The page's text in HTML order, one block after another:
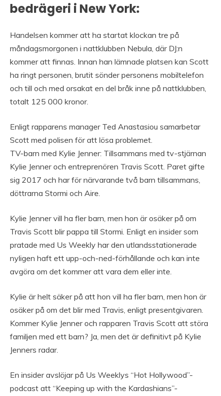
bedrägeri i New York:
Handelsen kommer att ha startat klockan tre på
måndagsmorgonen i nattklubben Nebula, där DJ:n
kommer att finnas. Innan han lämnade platsen kan Scott
ha ringt personen, brutit sönder personens mobiltelefon
och till och med orsakat en del bråk inne på nattklubben,
totalt 125 000 kronor.
Enligt rapparens manager Ted Anastasiou samarbetar
Scott med polisen för att lösa problemet.
TV-barn med Kylie Jenner: Tillsammans med tv-stjärnan
Kylie Jenner och entreprenören Travis Scott. Paret gifte
sig 2017 och har för närvarande två barn tillsammans,
döttrarna Stormi och Aire.
Kylie Jenner vill ha fler barn, men hon är osäker på om
Travis Scott blir pappa till Stormi. Enligt en insider som
pratade med Us Weekly har den utlandsstationerade
nyligen haft ett upp-och-ned-förhållande och kan inte
avgöra om det kommer att vara dem eller inte.
Kylie är helt säker på att hon vill ha fler barn, men hon är
osäker på om det blir med Travis, enligt presentgivaren.
Kommer Kylie Jenner och rapparen Travis Scott att störa
familjen med ett barn? Ja, men det är definitivt på Kylie
Jenners radar.
En insider avslöjar på Us Weeklys “Hot Hollywood”-
podcast att “Keeping up with the Kardashians”-